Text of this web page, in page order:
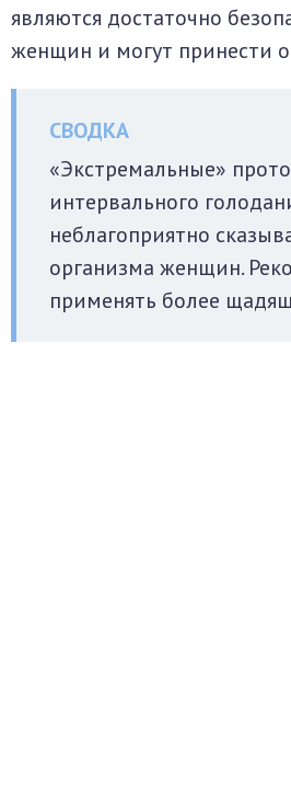
являются достаточно
женщин и могут принести
«Экстремальные»
интервального
неблагоприятно
организма женщин.
применять более